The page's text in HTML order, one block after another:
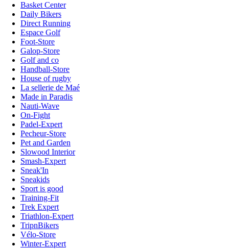
Basket Center
Daily Bikers
Direct Running
Espace Golf
Foot-Store
Galop-Store
Golf and co
Handball-Store
House of rugby
La sellerie de Maé
Made in Paradis
Nauti-Wave
On-Fight
Padel-Expert
Pecheur-Store
Pet and Garden
Slowood Interior
Smash-Expert
Sneak'In
Sneakids
Sport is good
Training-Fit
Trek Expert
Triathlon-Expert
TripnBikers
Vélo-Store
Winter-Expert